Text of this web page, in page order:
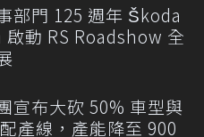
部門 125 週年 Škoda
動 RS Roadshow 全
宣布大砍 50% 車型與
產線，產能降至 900